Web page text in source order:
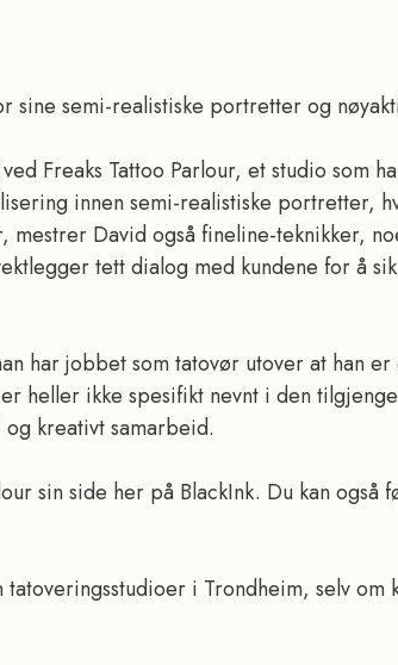
sine semi-realistiske portretter og
Freaks Tattoo Parlour, et studio som
innen semi-realistiske portretter,
David også fineline-teknikker,
tett dialog med kundene for å
har jobbet som tatovør utover at han
heller ikke spesifikt nevnt i den
kreativt samarbeid.
sin side her på BlackInk. Du kan også
i Trondheim, selv om